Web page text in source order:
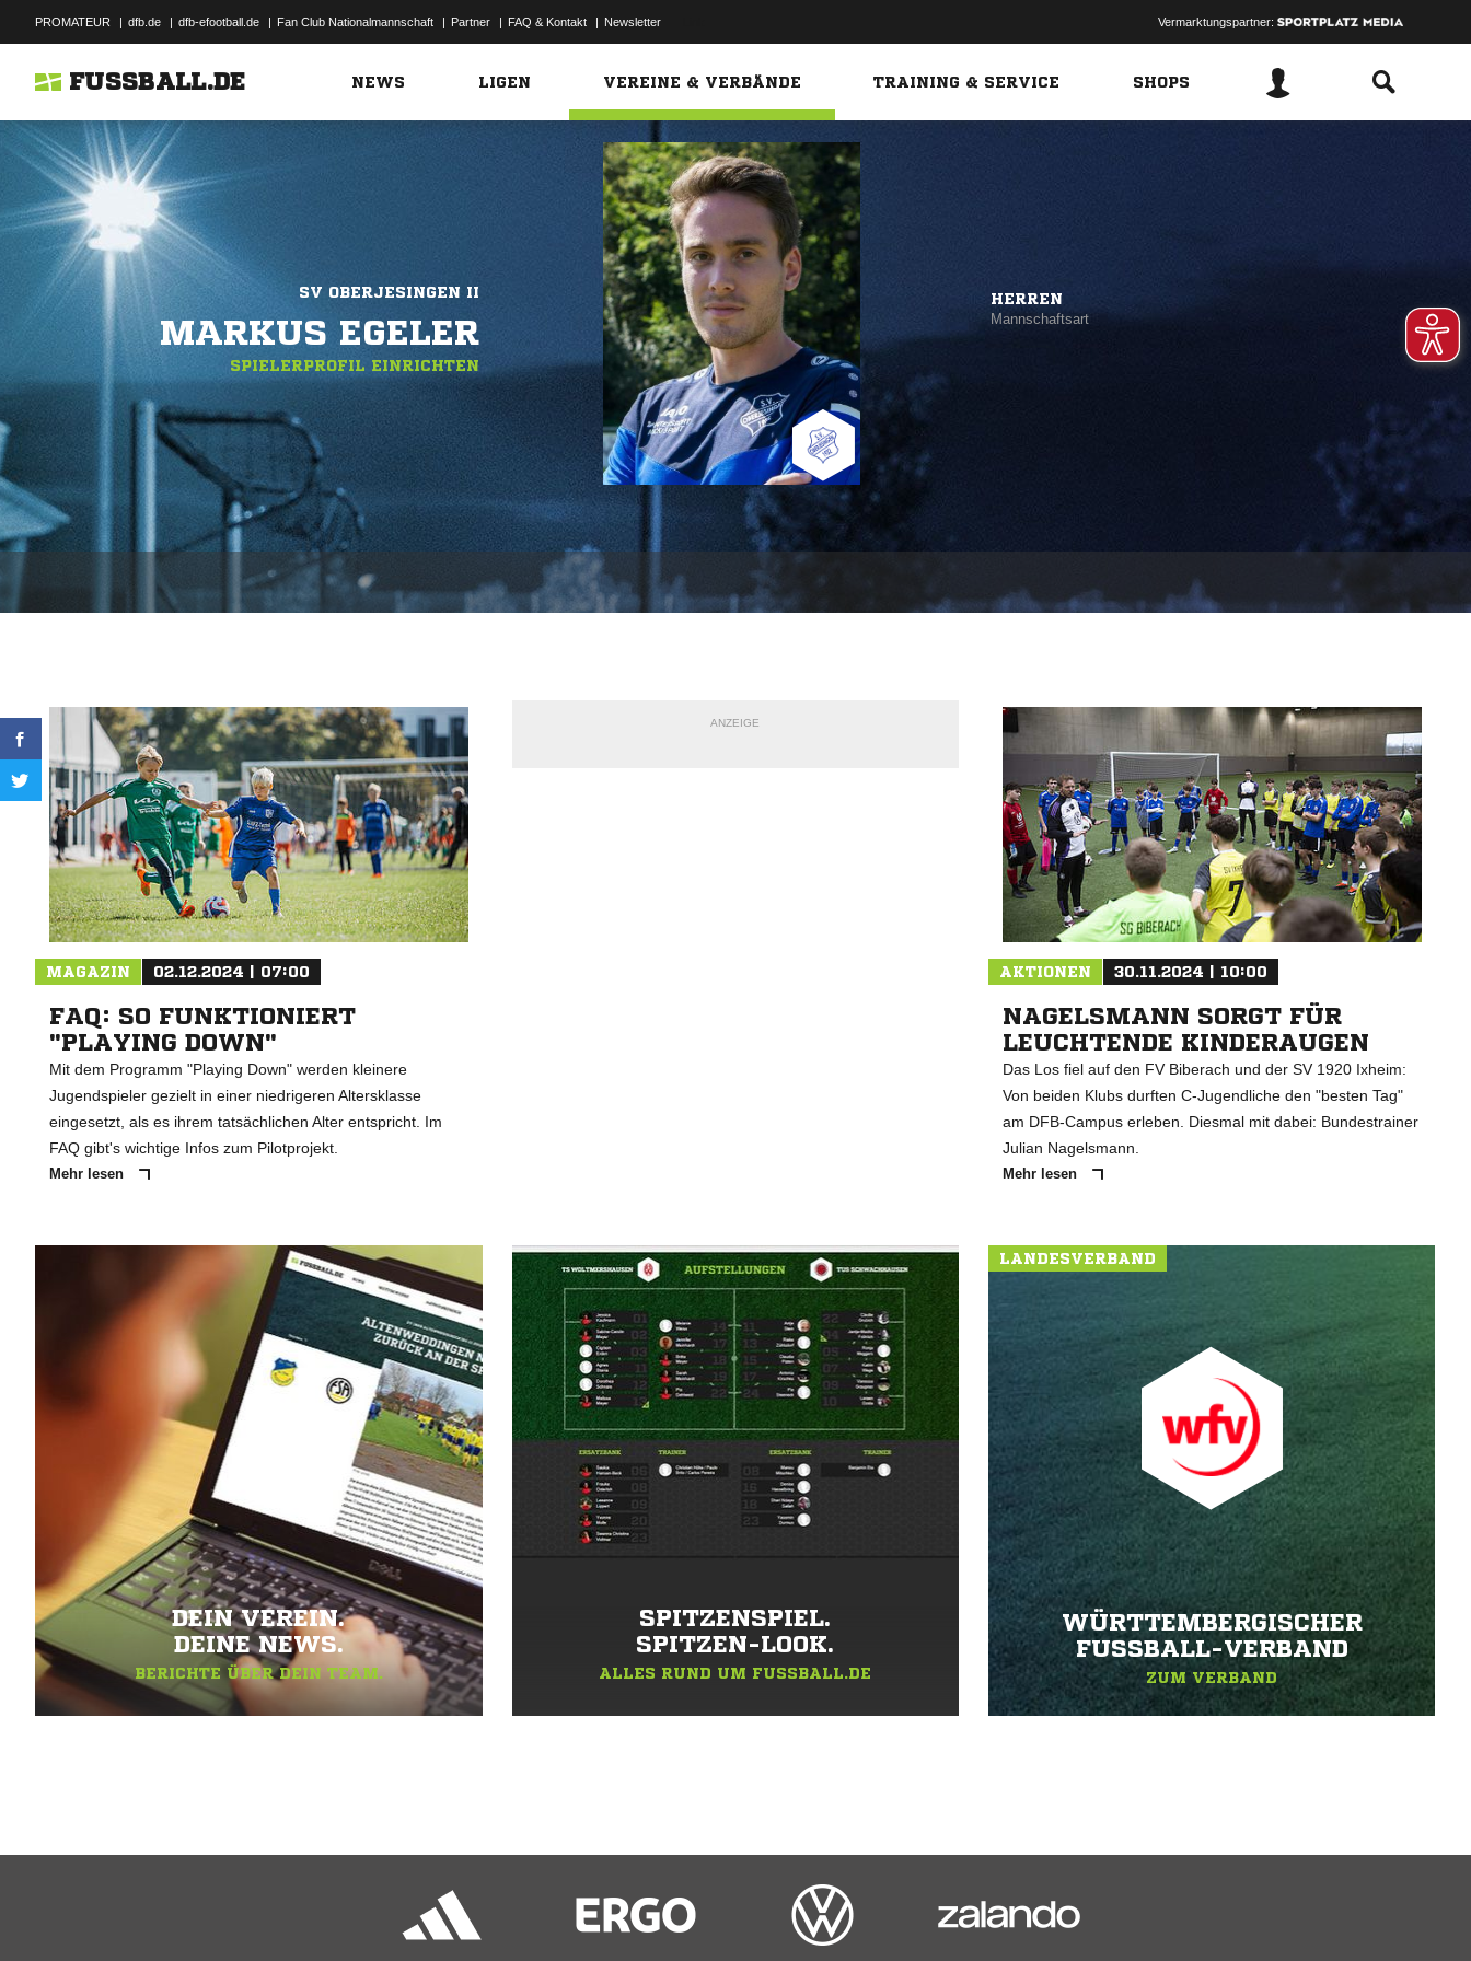
PROMATEUR | dfb.de | dfb-efootball.de | Fan Club Nationalmannschaft | Partner | FAQ & Kontakt | Newsletter Vermarktungspartner:
FUSSBALL.DE NEWS LIGEN VEREINE & VERBÄNDE TRAINING & SERVICE SHOPS
SV OBERJESINGEN II
MARKUS EGELER
SPIELERPROFIL EINRICHTEN
HERREN
Mannschaftsart
MAGAZIN 02.12.2024 | 07:00
FAQ: SO FUNKTIONIERT
"PLAYING DOWN"
Mit dem Programm "Playing Down" werden kleinere
Jugendspieler gezielt in einer niedrigeren Altersklasse
eingesetzt, als es ihrem tatsächlichen Alter entspricht. Im
FAQ gibt's wichtige Infos zum Pilotprojekt.
Mehr lesen
ANZEIGE
AKTIONEN 30.11.2024 | 10:00
NAGELSMANN SORGT FÜR
LEUCHTENDE KINDERAUGEN
Das Los fiel auf den FV Biberach und der SV 1920 Ixheim:
Von beiden Klubs durften C-Jugendliche den "besten Tag"
am DFB-Campus erleben. Diesmal mit dabei: Bundestrainer
Julian Nagelsmann.
Mehr lesen
DEIN VEREIN.
DEINE NEWS.
BERICHTE ÜBER DEIN TEAM.
SPITZENSPIEL.
SPITZEN-LOOK.
ALLES RUND UM FUSSBALL.DE
LANDESVERBAND
WÜRTTEMBERGISCHER
FUSSBALL-VERBAND
ZUM VERBAND